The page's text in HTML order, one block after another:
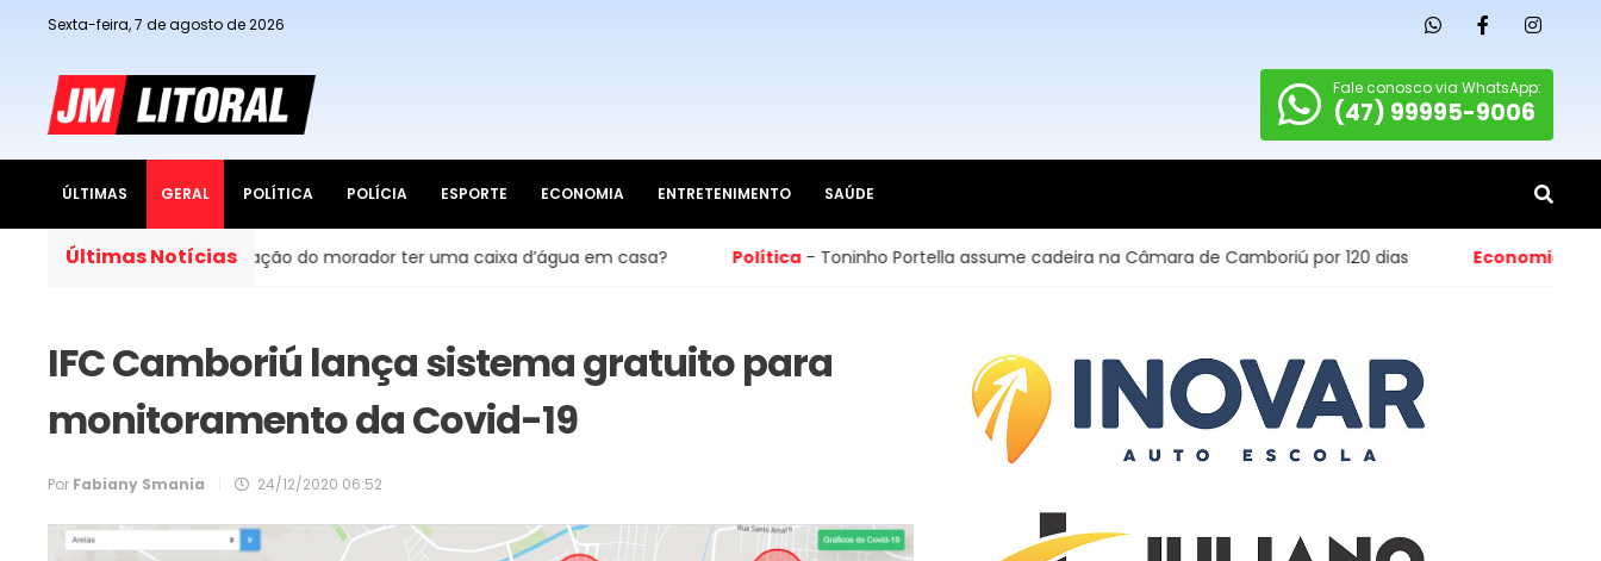
Sexta-feira, 7 de agosto de 2026
Fale conosco via WhatsApp:
(47) 99995-9006
ÚLTIMAS GERAL POLÍTICA POLÍCIA ESPORTE ECONOMIA ENTRETENIMENTO SAÚDE
Últimas Notícias
Brasil, é obrigação do morador ter uma caixa d’água em casa? Política - Toninho Portella assume cadeira na Câmara de Camboriú por 120 dias Economia - Abertura de
IFC Camboriú lança sistema gratuito para
monitoramento da Covid-19
Por Fabiany Smania 24/12/2020 06:52